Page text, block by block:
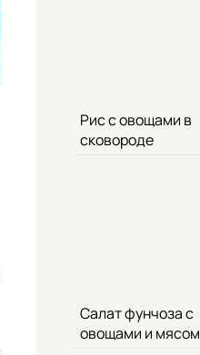
Рис с овощами в
сковороде
Салат фунчоза с
овощами и мясом